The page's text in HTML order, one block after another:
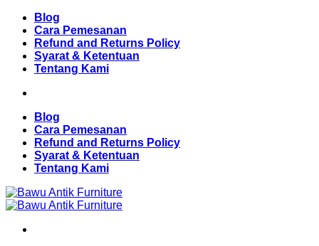
Skip
content
Blog
Cara Pemesanan
Refund and Returns Policy
Syarat & Ketentuan
Tentang Kami
Blog
Cara Pemesanan
Refund and Returns Policy
Syarat & Ketentuan
Tentang Kami